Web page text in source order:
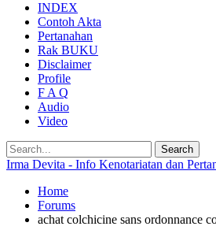
INDEX
Contoh Akta
Pertanahan
Rak BUKU
Disclaimer
Profile
F A Q
Audio
Video
Irma Devita - Info Kenotariatan dan
Home
Forums
achat colchicine sans ordonnance